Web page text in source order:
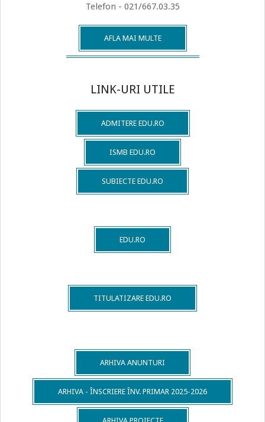
Telefon - 021/667.03.35
AFLA MAI MULTE
LINK-URI UTILE
ADMITERE EDU.RO
ISMB EDU.RO
SUBIECTE EDU.RO
EDU.RO
TITULATIZARE EDU.RO
ARHIVA ANUNTURI
ARHIVA - ÎNSCRIERE ÎNV. PRIMAR 2025-2026